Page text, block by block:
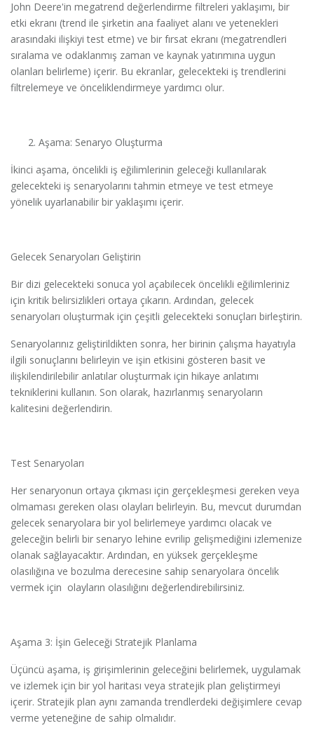
John Deere'in megatrend değerlendirme filtreleri yaklaşımı, bir
etki ekranı (trend ile şirketin ana faaliyet alanı ve yetenekleri
arasındaki ilişkiyi test etme) ve bir fırsat ekranı (megatrendleri
sıralama ve odaklanmış zaman ve kaynak yatırımına uygun
olanları belirleme) içerir. Bu ekranlar, gelecekteki iş trendlerini
filtrelemeye ve önceliklendirmeye yardımcı olur.
Aşama: Senaryo Oluşturma
İkinci aşama, öncelikli iş eğilimlerinin geleceği kullanılarak
gelecekteki iş senaryolarını tahmin etmeye ve test etmeye
yönelik uyarlanabilir bir yaklaşımı içerir.
Gelecek Senaryoları Geliştirin
Bir dizi gelecekteki sonuca yol açabilecek öncelikli eğilimleriniz
için kritik belirsizlikleri ortaya çıkarın. Ardından, gelecek
senaryoları oluşturmak için çeşitli gelecekteki sonuçları birleştirin.
Senaryolarınız geliştirildikten sonra, her birinin çalışma hayatıyla
ilgili sonuçlarını belirleyin ve işin etkisini gösteren basit ve
ilişkilendirilebilir anlatılar oluşturmak için hikaye anlatımı
tekniklerini kullanın. Son olarak, hazırlanmış senaryoların
kalitesini değerlendirin.
Test Senaryoları
Her senaryonun ortaya çıkması için gerçekleşmesi gereken veya
olmaması gereken olası olayları belirleyin. Bu, mevcut durumdan
gelecek senaryolara bir yol belirlemeye yardımcı olacak ve
geleceğin belirli bir senaryo lehine evrilip gelişmediğini izlemenize
olanak sağlayacaktır. Ardından, en yüksek gerçekleşme
olasılığına ve bozulma derecesine sahip senaryolara öncelik
vermek için olayların olasılığını değerlendirebilirsiniz.
Aşama 3: İşin Geleceği Stratejik Planlama
Üçüncü aşama, iş girişimlerinin geleceğini belirlemek, uygulamak
ve izlemek için bir yol haritası veya stratejik plan geliştirmeyi
içerir. Stratejik plan aynı zamanda trendlerdeki değişimlere cevap
verme yeteneğine de sahip olmalıdır.